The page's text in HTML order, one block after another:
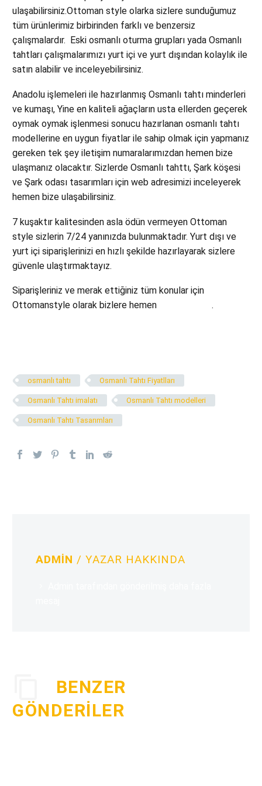
ulaşabilirsiniz.Ottoman style olarka sizlere sunduğumuz
tüm ürünlerimiz birbirinden farklı ve benzersiz
çalışmalardır. Eski osmanlı oturma grupları yada Osmanlı
tahtları çalışmalarımızı yurt içi ve yurt dışından kolaylık ile
satın alabilir ve inceleyebilirsiniz.
Anadolu işlemeleri ile hazırlanmış Osmanlı tahtı minderleri
ve kumaşı, Yine en kaliteli ağaçların usta ellerden geçerek
oymak oymak işlenmesi sonucu hazırlanan osmanlı tahtı
modellerine en uygun fiyatlar ile sahip olmak için yapmanız
gereken tek şey iletişim numaralarımızdan hemen bize
ulaşmanız olacaktır. Sizlerde Osmanlı tahttı, Şark köşesi
ve Şark odası tasarımları için web adresimizi inceleyerek
hemen bize ulaşabilirsiniz.
7 kuşaktır kalitesinden asla ödün vermeyen Ottoman
style sizlerin 7/24 yanınızda bulunmaktadır. Yurt dışı ve
yurt içi siparişlerinizi en hızlı şekilde hazırlayarak sizlere
güvenle ulaştırmaktayız.
Siparişleriniz ve merak ettiğiniz tüm konular için
Ottomanstyle olarak bizlere hemen
.
osmanlı tahtı Osmanlı Tahtı Fiyatlları
Osmanlı Tahtı imalatı Osmanlı Tahtı modelleri
Osmanlı Tahtı Tasarımları
ADMIN / YAZAR HAKKINDA
BENZER
GÖNDERILER